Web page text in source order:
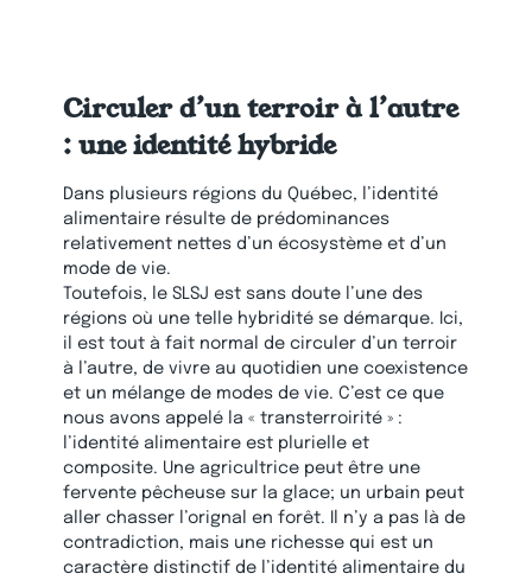
Circuler d’un terroir à l’autre
: une identité hybride
Dans plusieurs régions du Québec, l’identité
alimentaire résulte de prédominances
relativement nettes d’un écosystème et d’un
mode de vie.
Toutefois, le SLSJ est sans doute l’une des
régions où une telle hybridité se démarque. Ici,
il est tout à fait normal de circuler d’un terroir
à l’autre, de vivre au quotidien une coexistence
et un mélange de modes de vie. C’est ce que
nous avons appelé la « transterroirité » :
l’identité alimentaire est plurielle et
composite. Une agricultrice peut être une
fervente pêcheuse sur la glace; un urbain peut
aller chasser l’orignal en forêt. Il n’y a pas là de
contradiction, mais une richesse qui est un
caractère distinctif de l’identité alimentaire du